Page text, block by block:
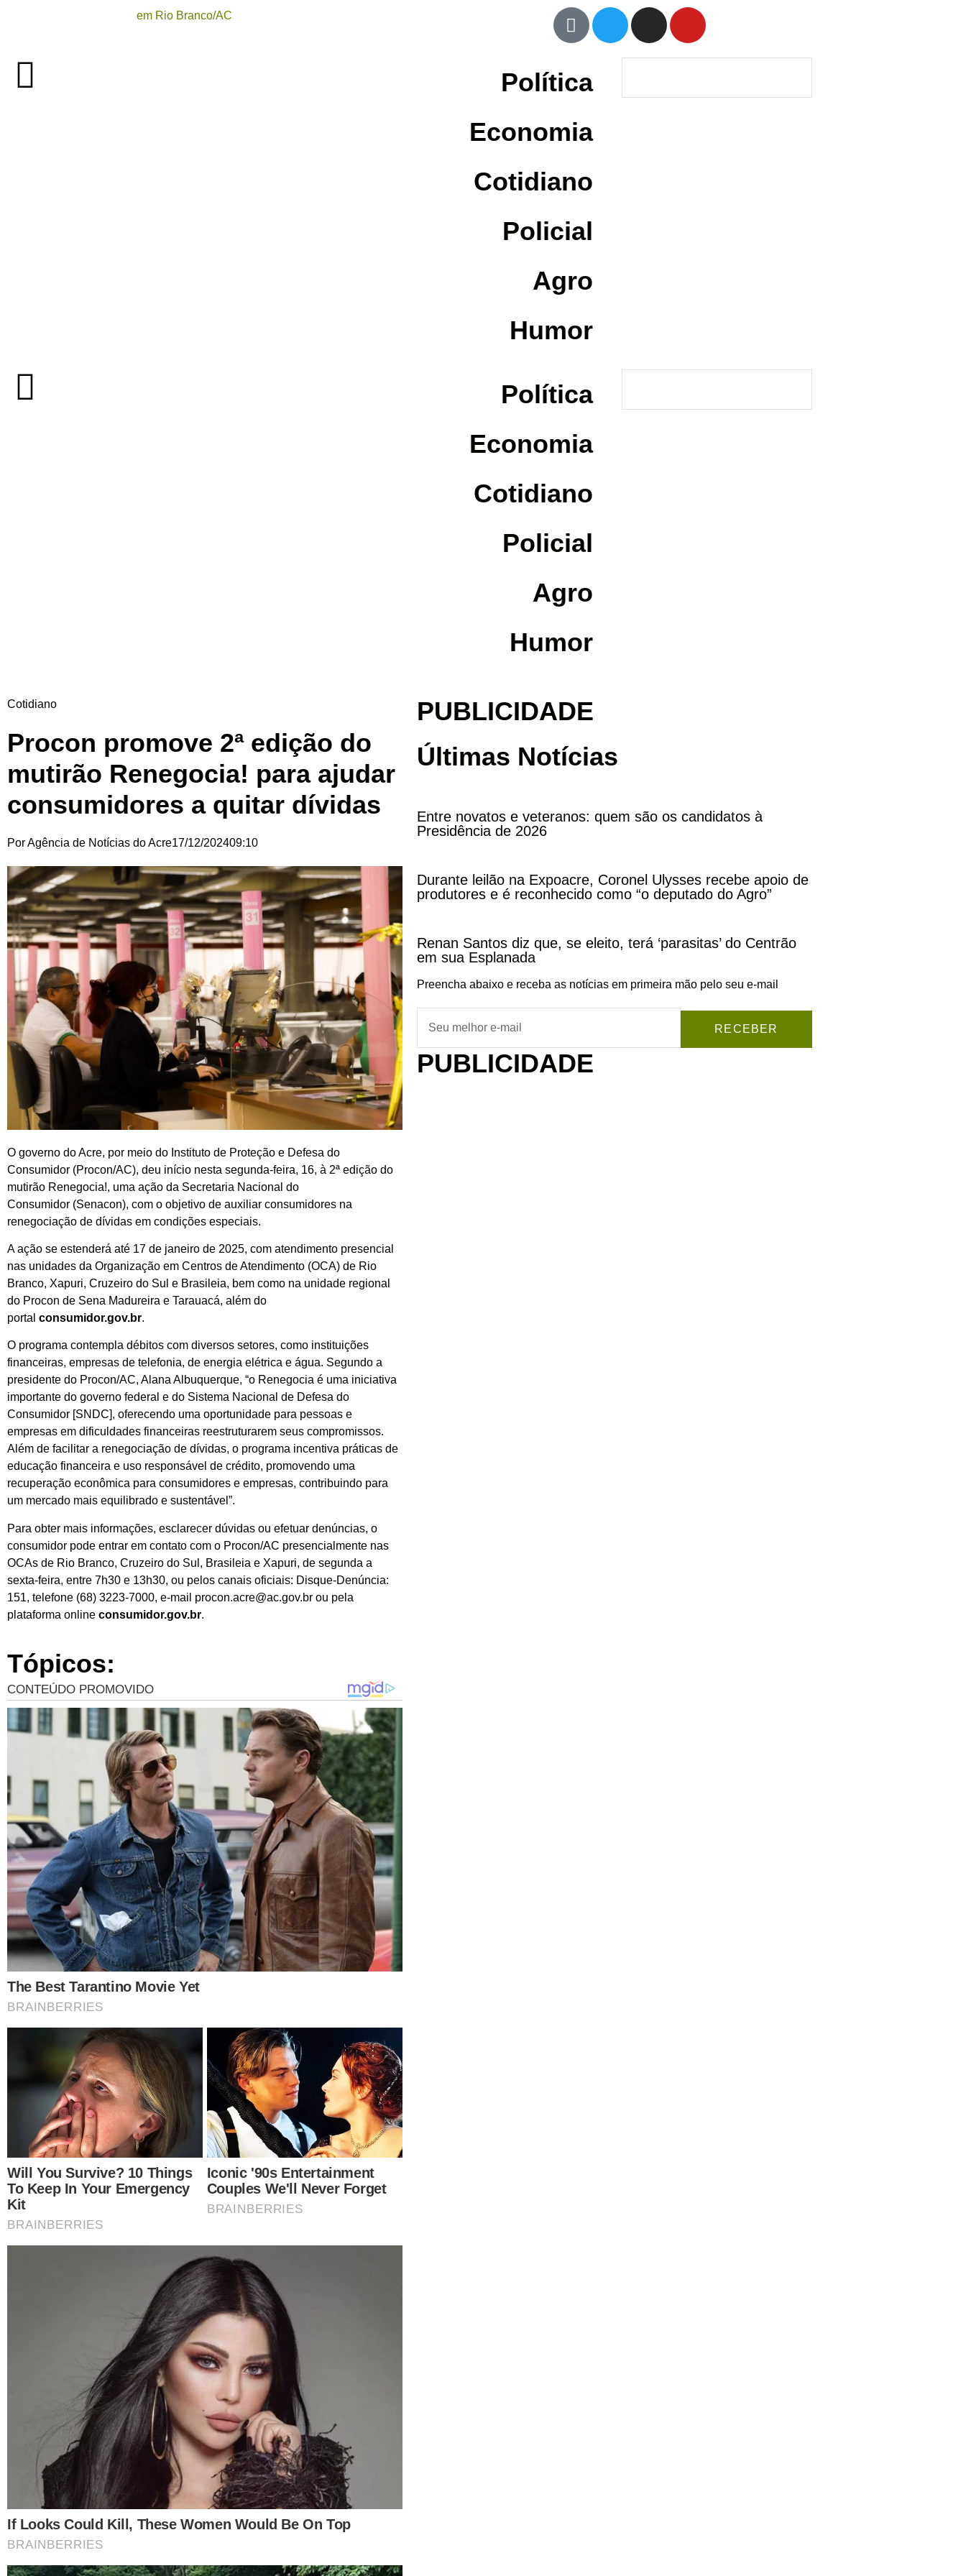
em Rio Branco/AC
Política
Economia
Cotidiano
Policial
Agro
Humor
Política
Economia
Cotidiano
Policial
Agro
Humor
Cotidiano
Procon promove 2ª edição do
mutirão Renegocia! para ajudar
consumidores a quitar dívidas
PorAgência de Notícias do Acre17/12/202409:10
O governo do Acre, por meio do Instituto de Proteção e Defesa do
Consumidor (Procon/AC), deu início nesta segunda-feira, 16, à 2ª edição do
mutirão Renegocia!, uma ação da Secretaria Nacional do
Consumidor (Senacon), com o objetivo de auxiliar consumidores na
renegociação de dívidas em condições especiais.
A ação se estenderá até 17 de janeiro de 2025, com atendimento presencial
nas unidades da Organização em Centros de Atendimento (OCA) de Rio
Branco, Xapuri, Cruzeiro do Sul e Brasileia, bem como na unidade regional
do Procon de Sena Madureira e Tarauacá, além do
portal consumidor.gov.br.
O programa contempla débitos com diversos setores, como instituições
financeiras, empresas de telefonia, de energia elétrica e água. Segundo a
presidente do Procon/AC, Alana Albuquerque, “o Renegocia é uma iniciativa
importante do governo federal e do Sistema Nacional de Defesa do
Consumidor [SNDC], oferecendo uma oportunidade para pessoas e
empresas em dificuldades financeiras reestruturarem seus compromissos.
Além de facilitar a renegociação de dívidas, o programa incentiva práticas de
educação financeira e uso responsável de crédito, promovendo uma
recuperação econômica para consumidores e empresas, contribuindo para
um mercado mais equilibrado e sustentável”.
Para obter mais informações, esclarecer dúvidas ou efetuar denúncias, o
consumidor pode entrar em contato com o Procon/AC presencialmente nas
OCAs de Rio Branco, Cruzeiro do Sul, Brasileia e Xapuri, de segunda a
sexta-feira, entre 7h30 e 13h30, ou pelos canais oficiais: Disque-Denúncia:
151, telefone (68) 3223-7000, e-mail procon.acre@ac.gov.br ou pela
plataforma online consumidor.gov.br.
Tópicos:
PUBLICIDADE
Últimas Notícias
Entre novatos e veteranos: quem são os candidatos à
Presidência de 2026
Durante leilão na Expoacre, Coronel Ulysses recebe apoio de
produtores e é reconhecido como “o deputado do Agro”
Renan Santos diz que, se eleito, terá ‘parasitas’ do Centrão
em sua Esplanada
Preencha abaixo e receba as notícias em primeira mão pelo seu e-mail
RECEBER
PUBLICIDADE